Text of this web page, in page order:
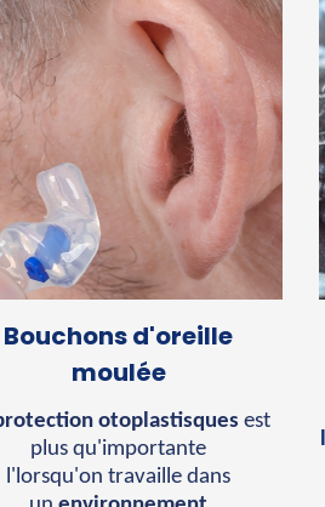
Bouchons d'oreille
moulée
otoplastisques est
plus qu'importante
l'lorsqu'on travaille dans